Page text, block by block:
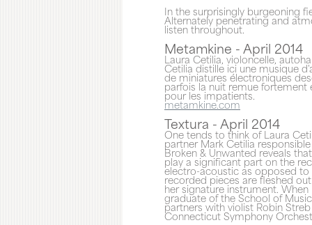
In the surprisingly burgeoning
Alternately penetrating and
listen throughout.
Metamkine - April 2014
Laura Cetilia, violoncelle,
Cetilia distille ici une musique
de miniatures électroniques
parfois la nuit remue fortement
pour les impatients.
metamkine.com
Textura - April 2014
One tends to think of Laura
partner Mark Cetilia
Broken & Unwanted reveals
play a significant part on the
electro-acoustic as opposed to
recorded pieces are fleshed
her signature instrument.
graduate of the School of
partners with violist Robin
Connecticut Symphony